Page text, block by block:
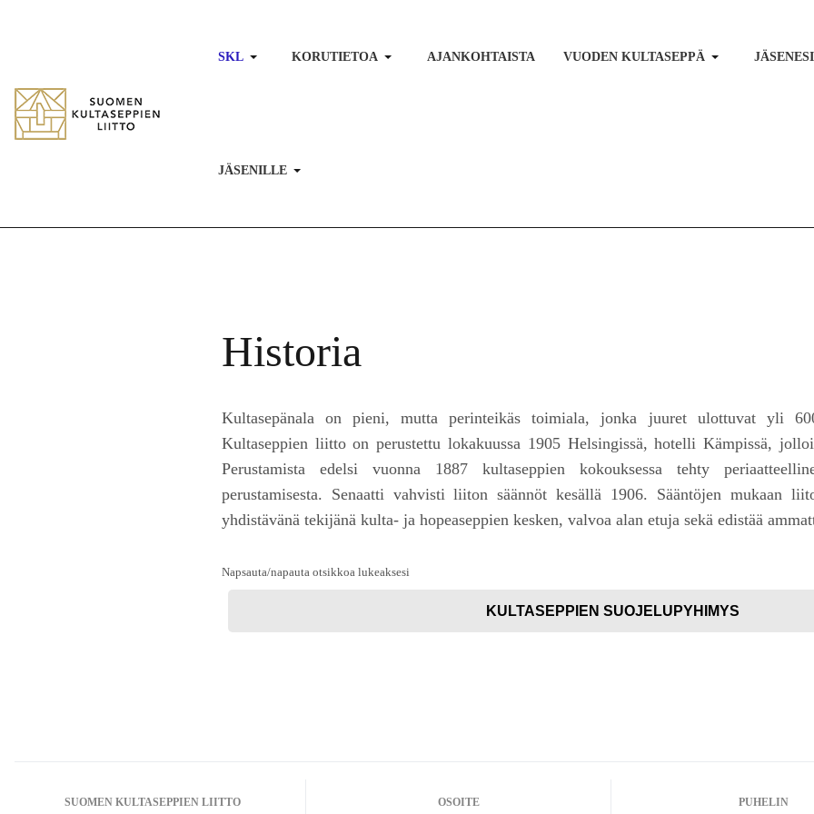
SKL KORUTIETOA AJANKOHTAISTA VUODEN KULTASEPPÄ
JÄSENILLE
Historia
Kultasepänala on pieni, mutta perinteikäs toimiala, jonka juuret ulottuvat yli
Kultaseppien liitto on perustettu lokakuussa 1905 Helsingissä, hotelli Kämpissä,
Perustamista edelsi vuonna 1887 kultaseppien kokouksessa tehty
perustamisesta. Senaatti vahvisti liiton säännöt kesällä 1906. Sääntöjen mukaan
yhdistävänä tekijänä kulta- ja hopeaseppien kesken, valvoa alan etuja sekä edistää
Napsauta/napauta otsikkoa lukeaksesi
KULTASEPPIEN SUOJELUPYHIMYS
SUOMEN KULTASEPPIEN LIITTO OSOITE PUHELIN